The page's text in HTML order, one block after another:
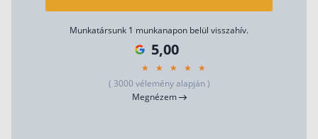
Munkatársunk 1 munkanapon belül visszahív.
5,00
( 3000 vélemény alapján )
Megnézem